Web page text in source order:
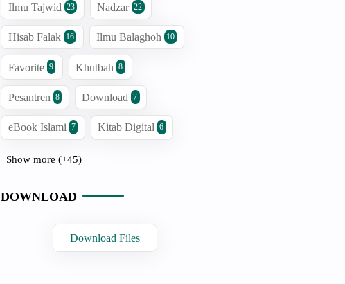
Ilmu Tajwid 23 Nadzar 22
Hisab Falak 16 Ilmu Balaghoh 10
Favorite 9 Khutbah 8
Pesantren 8 Download 7
eBook Islami 7 Kitab Digital 6
Show more (+45)
DOWNLOAD
Download Files